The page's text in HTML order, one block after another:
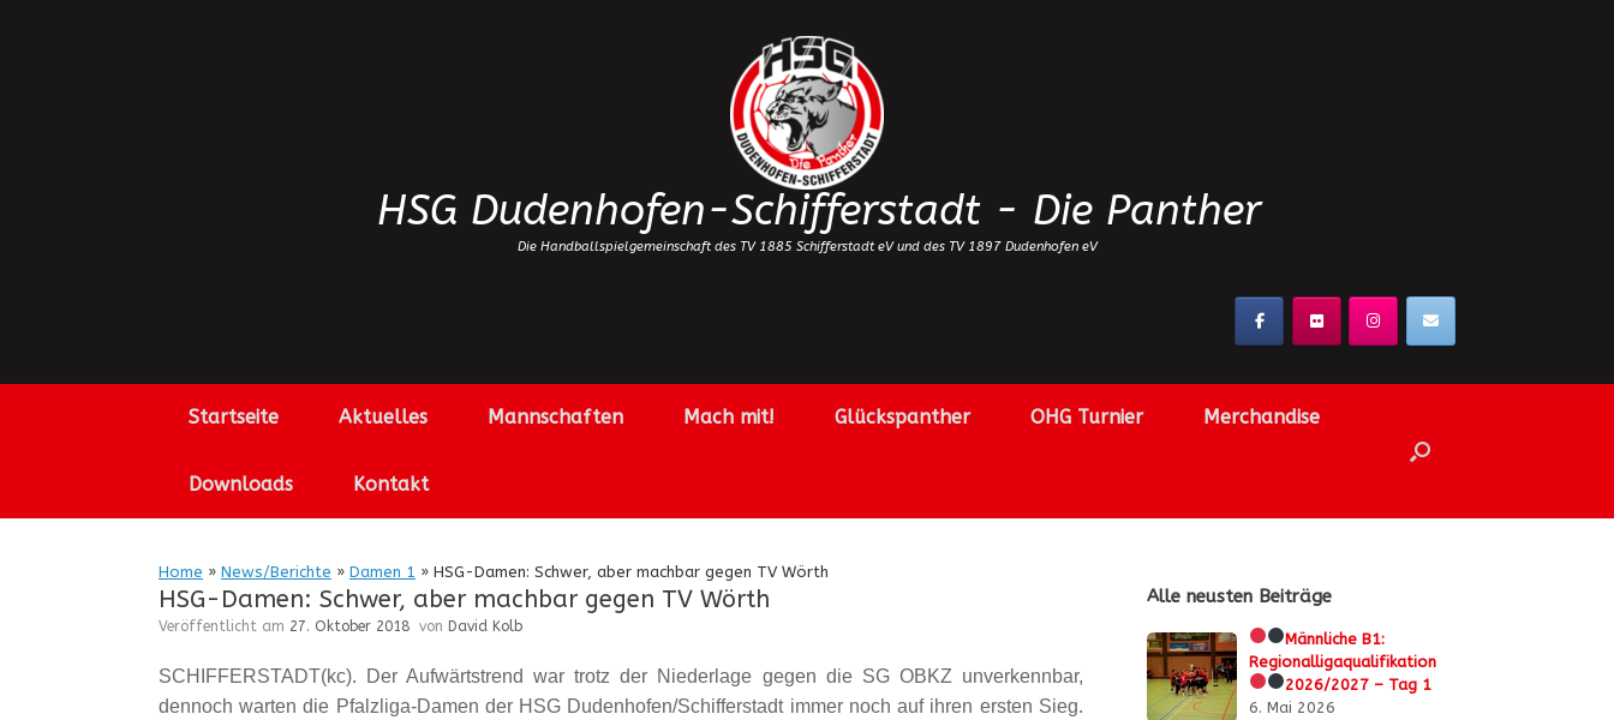
HSG Dudenhofen-Schifferstadt - Die Panther
Die Handballspielgemeinschaft des TV 1885 Schifferstadt eV und des TV 1897 Dudenhofen eV
Startseite Aktuelles Mannschaften Mach mit! Glückspanther OHG Turnier Merchandise
Downloads Kontakt
Home » News/Berichte » Damen 1 » HSG-Damen: Schwer, aber machbar gegen TV Wörth
HSG-Damen: Schwer, aber machbar gegen TV Wörth
Veröffentlicht am 27. Oktober 2018 von David Kolb
SCHIFFERSTADT(kc). Der Aufwärtstrend war trotz der Niederlage gegen die SG OBKZ unverkennbar,
dennoch warten die Pfalzliga-Damen der HSG Dudenhofen/Schifferstadt immer noch auf ihren ersten Sieg.
Alle neusten Beiträge
Männliche B1:
Regionalligaqualifikation
2026/2027 – Tag 1
6. Mai 2026